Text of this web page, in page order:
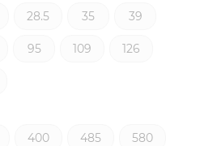
28.5 35 39
95 109 126
400 485 580